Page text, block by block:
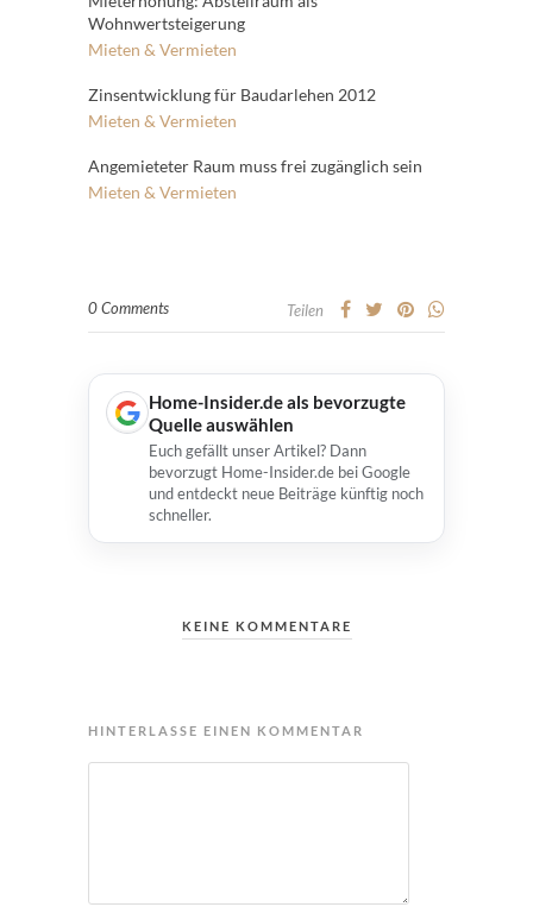
Wohnwertsteigerung
Mieten & Vermieten
Zinsentwicklung für Baudarlehen 2012
Mieten & Vermieten
Angemieteter Raum muss frei zugänglich sein
Mieten & Vermieten
0 Comments Teilen
Home-Insider.de als bevorzugte
Quelle auswählen
Euch gefällt unser Artikel? Dann
bevorzugt Home-Insider.de bei Google
und entdeckt neue Beiträge künftig noch
schneller.
KEINE KOMMENTARE
HINTERLASSE EINEN KOMMENTAR